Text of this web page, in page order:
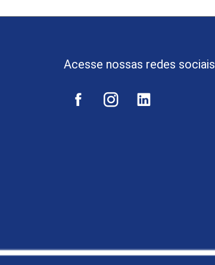
Acesse nossas redes sociais